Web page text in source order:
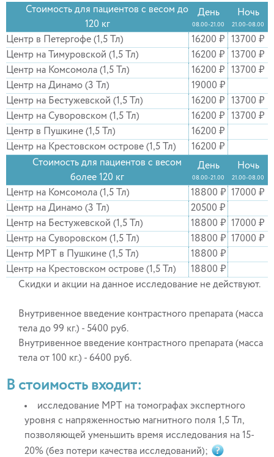
Стоимость для пациентов с весом до
120 кг
День
08.00-21.00
Ночь
21.00-08.00
Центр в Петергофе (1,5 Тл) 16200 ₽
13700 ₽
Центр на Тимуровской (1,5 Тл)
16200 ₽
13700 ₽
Центр на Комсомола (1,5 Тл)
16200 ₽
13700 ₽
Центр на Динамо (3 Тл)
19000 ₽
Центр на Бестужевской (1,5 Тл)
16200 ₽
13700 ₽
Центр на Суворовском (1,5 Тл)
16200 ₽
13700 ₽
Центр в Пушкине (1,5 Тл)
16200 ₽
Центр на Крестовском острове (1,5 Тл)
16200 ₽
Стоимость для пациентов с весом
более 120 кг
День
08.00-21.00
Ночь
21.00-08.00
Центр на Комсомола (1,5 Тл) 18800 ₽ 17000 ₽
Центр на Динамо (3 Тл)
20500 ₽
Центр на Бестужевской (1,5 Тл)
18800 ₽ 17000 ₽
Центр на Суворовском (1,5 Тл)
18800 ₽ 17000 ₽
Центр МРТ в Пушкине (1,5 Тл)
18800 ₽
Центр на Крестовском острове (1,5 Тл)
18800 ₽
Скидки и акции на данное исследование не действуют.
Внутривенное введение контрастного препарата (масса
тела до 99 кг.) - 5400 руб.
Внутривенное введение контрастного препарата (масса
тела от 100 кг.) - 6400 руб.
В стоимость входит:
исследование МРТ на томографах экспертного
уровня с напряженностью магнитного поля 1,5 Тл,
позволяющей уменьшить время исследования на 15-
20% (без потери качества исследований);